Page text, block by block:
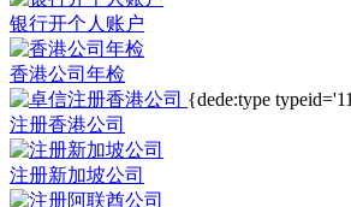
银行开个人账户
香港公司年检
{dede:type
注册香港公司
注册新加坡公司